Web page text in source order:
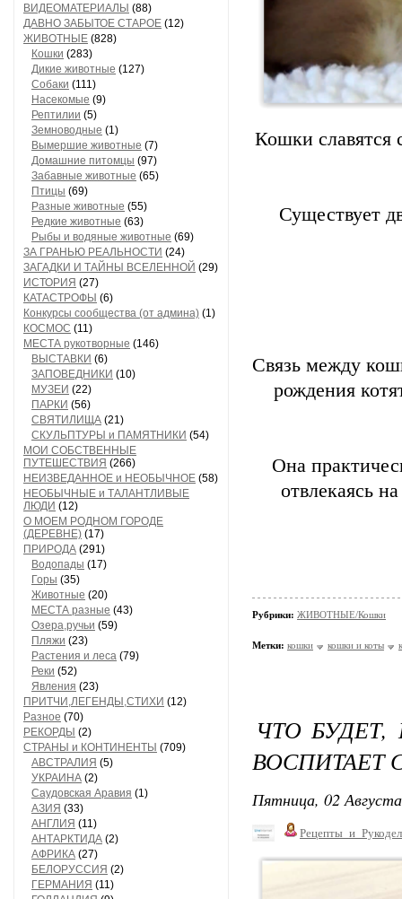
ВИДЕОМАТЕРИАЛЫ (88)
ДАВНО ЗАБЫТОЕ СТАРОЕ (12)
ЖИВОТНЫЕ (828)
Кошки (283)
Дикие животные (127)
Собаки (111)
Насекомые (9)
Рептилии (5)
Земноводные (1)
Вымершие животные (7)
Домашние питомцы (97)
Забавные животные (65)
Птицы (69)
Разные животные (55)
Редкие животные (63)
Рыбы и водяные животные (69)
ЗА ГРАНЬЮ РЕАЛЬНОСТИ (24)
ЗАГАДКИ И ТАЙНЫ ВСЕЛЕННОЙ (29)
ИСТОРИЯ (27)
КАТАСТРОФЫ (6)
Конкурсы сообщества (от админа) (1)
КОСМОС (11)
МЕСТА рукотворные (146)
ВЫСТАВКИ (6)
ЗАПОВЕДНИКИ (10)
МУЗЕИ (22)
ПАРКИ (56)
СВЯТИЛИЩА (21)
СКУЛЬПТУРЫ и ПАМЯТНИКИ (54)
МОИ СОБСТВЕННЫЕ
ПУТЕШЕСТВИЯ (266)
НЕИЗВЕДАННОЕ и НЕОБЫЧНОЕ (58)
НЕОБЫЧНЫЕ и ТАЛАНТЛИВЫЕ
ЛЮДИ (12)
О МОЕМ РОДНОМ ГОРОДЕ
(ДЕРЕВНЕ) (17)
ПРИРОДА (291)
Водопады (17)
Горы (35)
Животные (20)
МЕСТА разные (43)
Озера,ручьи (59)
Пляжи (23)
Растения и леса (79)
Реки (52)
Явления (23)
ПРИТЧИ,ЛЕГЕНДЫ,СТИХИ (12)
Разное (70)
РЕКОРДЫ (2)
СТРАНЫ и КОНТИНЕНТЫ (709)
АВСТРАЛИЯ (5)
УКРАИНА (2)
Саудовская Аравия (1)
АЗИЯ (33)
АНГЛИЯ (11)
АНТАРКТИДА (2)
АФРИКА (27)
БЕЛОРУССИЯ (2)
ГЕРМАНИЯ (11)
Кошки славятся
Существует
Связь между
рождения
Она
отвлекаясь
Рубрики: ЖИВОТНЫЕ/Кошки
Метки: кошки кошки и коты
ЧТО
ВОСПИТАЕТ
Пятница, 02